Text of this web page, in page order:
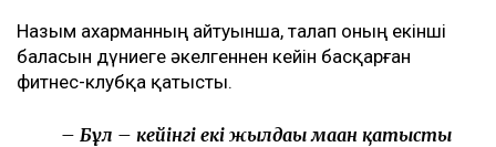
Назым Қахарманның айтуынша, талап оның екінші
баласын дүниеге әкелгеннен кейін басқарған
фитнес-клубқа қатысты.
– Бұл – кейінгі екі жылдағы маған қатысты